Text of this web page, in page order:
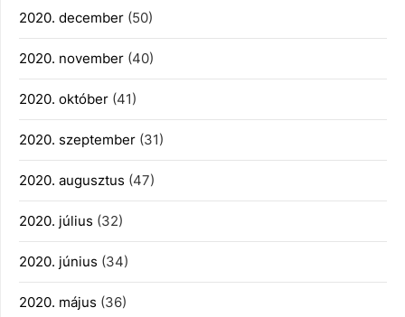
2020. december (50)
2020. november (40)
2020. október (41)
2020. szeptember (31)
2020. augusztus (47)
2020. július (32)
2020. június (34)
2020. május (36)